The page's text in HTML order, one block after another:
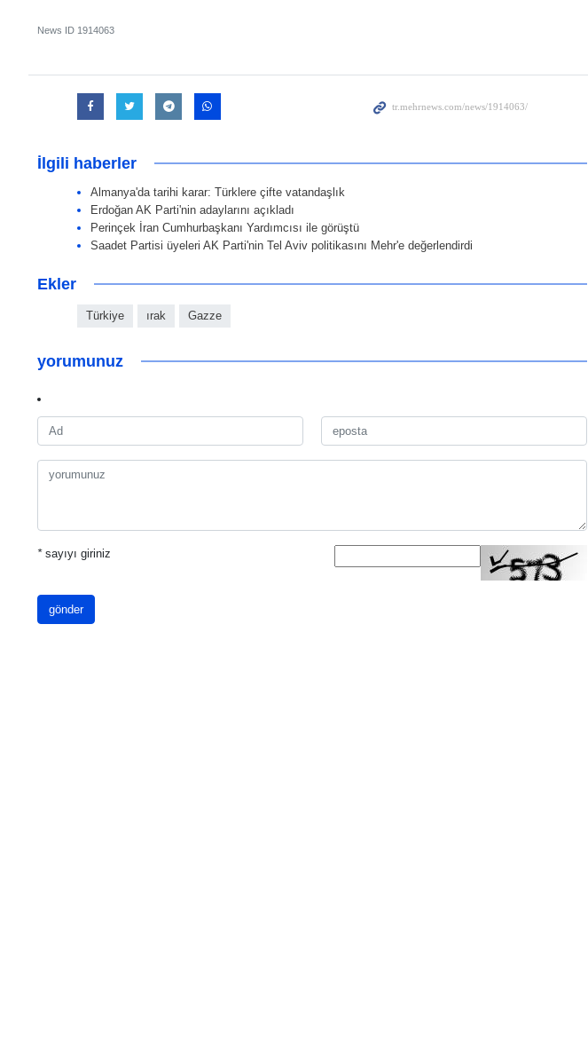
News ID 1914063
İlgili haberler
Almanya'da tarihi karar: Türklere çifte vatandaşlık
Erdoğan AK Parti'nin adaylarını açıkladı
Perinçek İran Cumhurbaşkanı Yardımcısı ile görüştü
Saadet Partisi üyeleri AK Parti'nin Tel Aviv politikasını Mehr'e değerlendirdi
Ekler
Türkiye ırak Gazze
yorumunuz
*sayıyı giriniz
gönder